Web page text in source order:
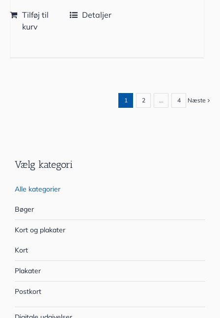
Tilføj til
kurv
Detaljer
1 2 … 4 Næste
Vælg kategori
Alle kategorier
Bøger
Kort og plakater
Kort
Plakater
Postkort